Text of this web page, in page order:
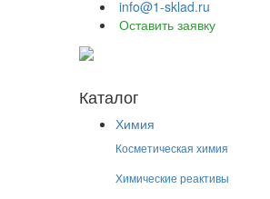
info@1-sklad.ru
Оставить заявку
Каталог
Химия
Косметическая химия
Химические реактивы